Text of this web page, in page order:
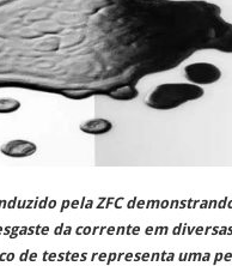
pela ZFC
da corrente em
de testes representa uma